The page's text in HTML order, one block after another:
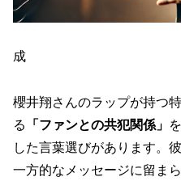
↑イメージ：
成
櫻井翔さんのラップが持つ
る
「ファンとの共犯関係」
した言葉選びがあります。
一方的なメッセージに留ま